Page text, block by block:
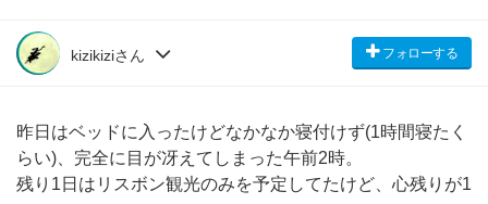
kizikiziさん フォローする
昨日はベッドに入ったけどなかなか寝付けず(1時間寝たく
らい)、完全に目が冴えてしまった午前2時。
残り1日はリスボン観光のみを予定してたけど、心残りが1